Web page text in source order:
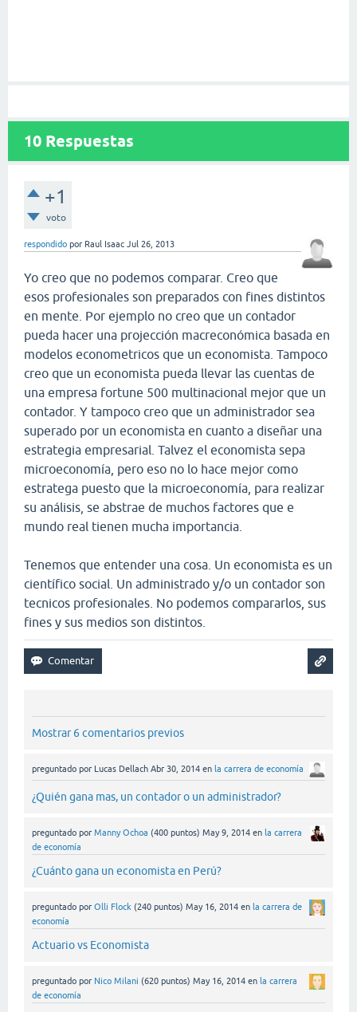
10 Respuestas
+1
voto
respondido por Raul Isaac Jul 26, 2013
Yo creo que no podemos comparar. Creo que
esos profesionales son preparados con fines distintos
en mente. Por ejemplo no creo que un contador
pueda hacer una projección macreconómica basada en
modelos econometricos que un economista. Tampoco
creo que un economista pueda llevar las cuentas de
una empresa fortune 500 multinacional mejor que un
contador. Y tampoco creo que un administrador sea
superado por un economista en cuanto a diseñar una
estrategia empresarial. Talvez el economista sepa
microeconomía, pero eso no lo hace mejor como
estratega puesto que la microeconomía, para realizar
su análisis, se abstrae de muchos factores que e
mundo real tienen mucha importancia.
Tenemos que entender una cosa. Un economista es un
científico social. Un administrado y/o un contador son
tecnicos profesionales. No podemos compararlos, sus
fines y sus medios son distintos.
Mostrar 6 comentarios previos
preguntado por Lucas Dellach Abr 30, 2014 en la carrera de economía
¿Quién gana mas, un contador o un administrador?
preguntado por Manny Ochoa (400 puntos) May 9, 2014 en la carrera
de economía
¿Cuánto gana un economista en Perú?
preguntado por Olli Flock (240 puntos) May 16, 2014 en la carrera de
economía
Actuario vs Economista
preguntado por Nico Milani (620 puntos) May 16, 2014 en la carrera
de economía